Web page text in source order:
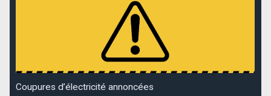
Coupures d’électricité annoncées